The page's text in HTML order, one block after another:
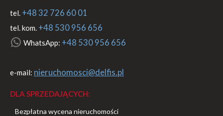
tel. +48 32 726 60 01
tel. kom. +48 530 956 656
WhatsApp: +48 530 956 656
e-mail: nieruchomosci@delfis.pl
DLA SPRZEDAJĄCYCH:
Bezpłatna wycena nieruchomości